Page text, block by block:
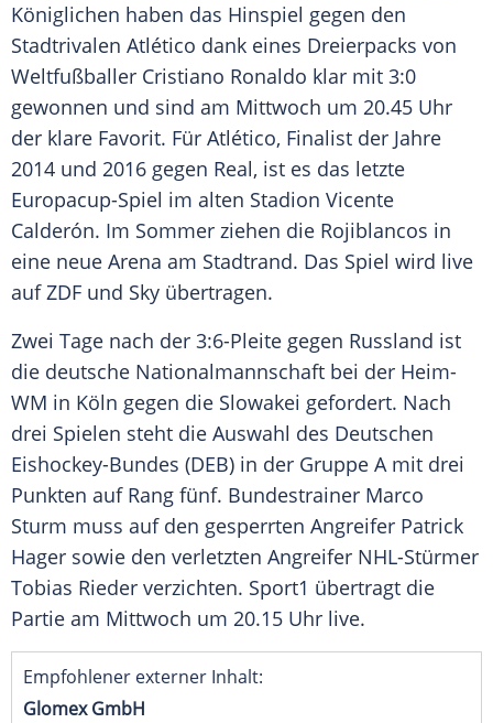
Königlichen haben das Hinspiel gegen den
Stadtrivalen Atlético dank eines Dreierpacks von
Weltfußballer Cristiano Ronaldo klar mit 3:0
gewonnen und sind am Mittwoch um 20.45 Uhr
der klare Favorit. Für Atlético, Finalist der Jahre
2014 und 2016 gegen Real, ist es das letzte
Europacup-Spiel im alten Stadion Vicente
Calderón. Im Sommer ziehen die Rojiblancos in
eine neue Arena am Stadtrand. Das Spiel wird live
aufZDF und Sky übertragen.
Zwei Tage nach der 3:6-Pleite gegen Russland ist
die deutsche Nationalmannschaft bei der Heim-
WM in Köln gegen die Slowakei gefordert. Nach
drei Spielen steht die Auswahl des Deutschen
Eishockey-Bundes (DEB) in der Gruppe A mit drei
Punkten auf Rang fünf. Bundestrainer Marco
Sturm muss auf den gesperrten Angreifer Patrick
Hager sowie den verletzten Angreifer NHL-Stürmer
Tobias Rieder verzichten. Sport1 übertragt die
Partie am Mittwoch um 20.15 Uhr live.
Empfohlener externer Inhalt:
Glomex GmbH